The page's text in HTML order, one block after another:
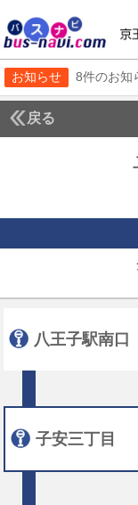
お知らせ 8件のお知
戻る
八王子駅南口
子安三丁目